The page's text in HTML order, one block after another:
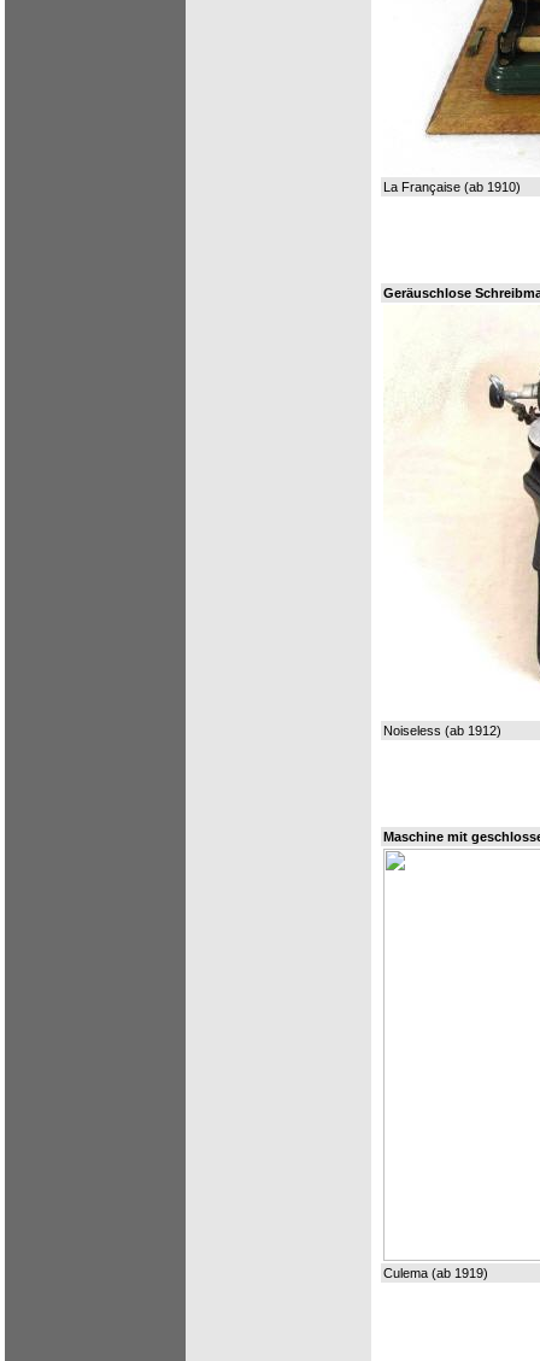
La Française (ab 1910)
Geräuschlose
Noiseless (ab 1912)
Maschine mit
Culema (ab 1919)